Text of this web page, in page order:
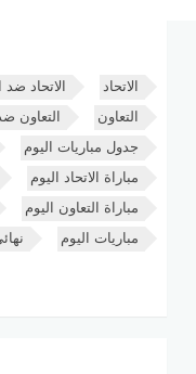
الاتحاد الاتحاد ضد
التعاون
التعاون
جدول مباريات اليوم
مباراة الاتحاد اليوم
مباراة التعاون اليوم
مباريات اليوم